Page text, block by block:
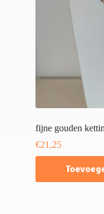
fijne gouden
€21,25